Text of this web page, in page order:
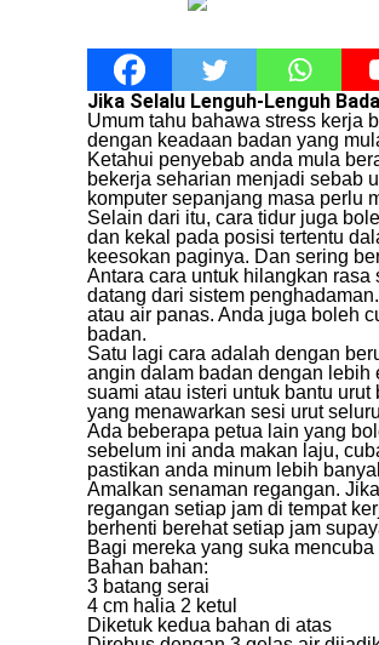
Jika Selalu Lenguh-Lenguh
Umum tahu bahawa stress kerja
dengan keadaan badan yang
Ketahui penyebab anda mula
bekerja seharian menjadi sebab
komputer sepanjang masa perlu
Selain dari itu, cara tidur juga
dan kekal pada posisi tertentu
keesokan paginya. Dan sering
Antara cara untuk hilangkan
datang dari sistem
atau air panas. Anda juga boleh
badan.
Satu lagi cara adalah dengan
angin dalam badan dengan lebih
suami atau isteri untuk bantu
yang menawarkan sesi urut
Ada beberapa petua lain yang
sebelum ini anda makan laju,
pastikan anda minum lebih
Amalkan senaman regangan.
regangan setiap jam di tempat
berhenti berehat setiap jam
Bagi mereka yang suka
Bahan bahan:
3 batang serai
4 cm halia 2 ketul
Diketuk kedua bahan di atas